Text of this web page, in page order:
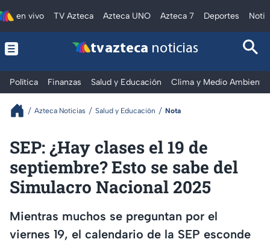
en vivo TV Azteca Azteca UNO Azteca 7 Deportes
tv azteca noticias
Política Finanzas Salud y Educación Clima y Medio Ambiente
Azteca Noticias Salud y Educación Nota
SEP: ¿Hay clases el 19 de
septiembre? Esto se sabe del
Simulacro Nacional 2025
Mientras muchos se preguntan por el
viernes 19, el calendario de la SEP esconde